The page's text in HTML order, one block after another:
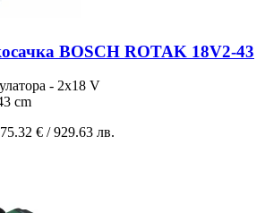
BOSCH ROTAK 18V2-43
- 2х18 V
cm
€ / 929.63 лв.